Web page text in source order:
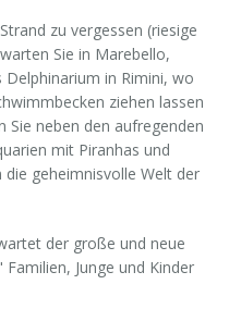
zu vergessen (riesige
Sie in Marebello,
Delphinarium in Rimini, wo
ziehen lassen
Sie neben den aufregenden
mit Piranhas und
geheimnisvolle Welt der
der große und neue
Junge und Kinder